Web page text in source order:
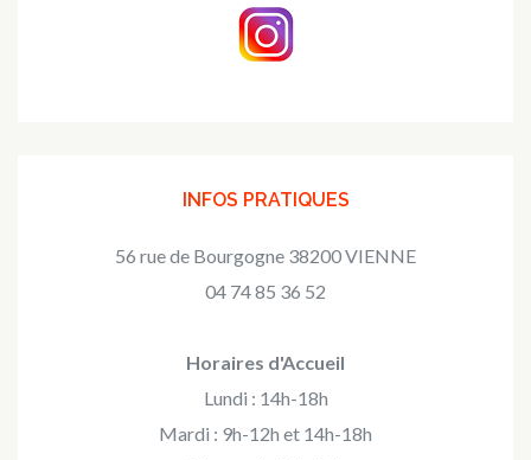
INFOS PRATIQUES
56 rue de Bourgogne 38200 VIENNE
04 74 85 36 52
Horaires d'Accueil
Lundi : 14h-18h
Mardi : 9h-12h et 14h-18h